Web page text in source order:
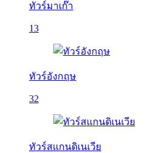
ทัวร์มาเก๊า
13
ทัวร์อังกฤษ
32
ทัวร์สแกนดิเนเวีย